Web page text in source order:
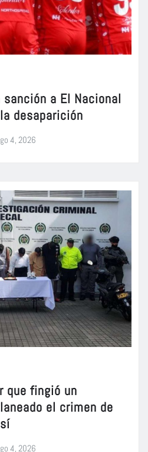
sanción a El Nacional
desaparición
4, 2026
que fingió un
el crimen de
4, 2026